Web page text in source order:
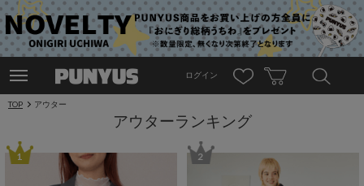
ログイン
TOP アウター
アウターランキング
1 2